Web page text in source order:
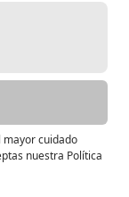
mayor cuidado
nuestra Política